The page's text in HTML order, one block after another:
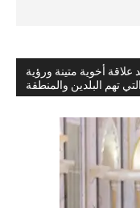
علاقة أخوية متينة ورؤية
تهم البلدين والمنطقة